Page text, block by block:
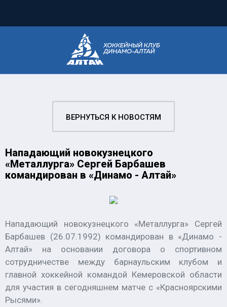
ВЕРНУТЬСЯ К НОВОСТЯМ
Нападающий новокузнецкого
«Металлурга» Сергей Барбашев
командирован в «Динамо - Алтай»
Нападающий новокузнецкого «Металлурга» Сергей
Барбашев (26.07.1992) командирован в «Динамо -
Алтай» на основании договора о спортивном
сотрудничестве между барнаульским клубом и
главной хоккейной командой Кемеровской области
для участия в сегодняшнем матче с «Красноярскими
Рысями».